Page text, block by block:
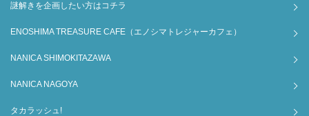
謎解きを企画したい方はコチラ
ENOSHIMA TREASURE CAFE（エノシマトレジャーカフェ）
NANICA SHIMOKITAZAWA
NANICA NAGOYA
タカラッシュ!